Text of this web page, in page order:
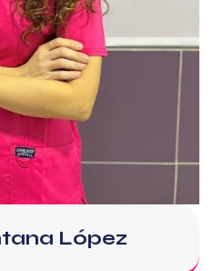
López